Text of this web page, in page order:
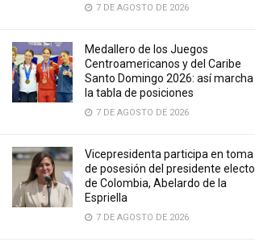
7 DE AGOSTO DE 2026
Medallero de los Juegos
Centroamericanos y del Caribe
Santo Domingo 2026: así marcha
la tabla de posiciones
7 DE AGOSTO DE 2026
Vicepresidenta participa en toma
de posesión del presidente electo
de Colombia, Abelardo de la
Espriella
7 DE AGOSTO DE 2026